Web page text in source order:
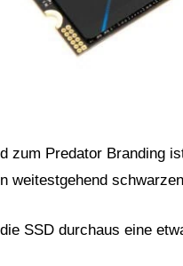
zum Predator Branding
weitestgehend
SSD durchaus eine